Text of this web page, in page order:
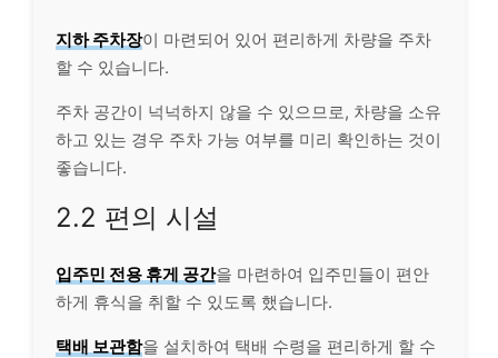
지하 주차장이 마련되어 있어 편리하게 차량을 주차
할 수 있습니다.
주차 공간이 넉넉하지 않을 수 있으므로, 차량을 소유
하고 있는 경우 주차 가능 여부를 미리 확인하는 것이
좋습니다.
2.2 편의 시설
입주민 전용 휴게 공간을 마련하여 입주민들이 편안
하게 휴식을 취할 수 있도록 했습니다.
택배 보관함을 설치하여 택배 수령을 편리하게 할 수